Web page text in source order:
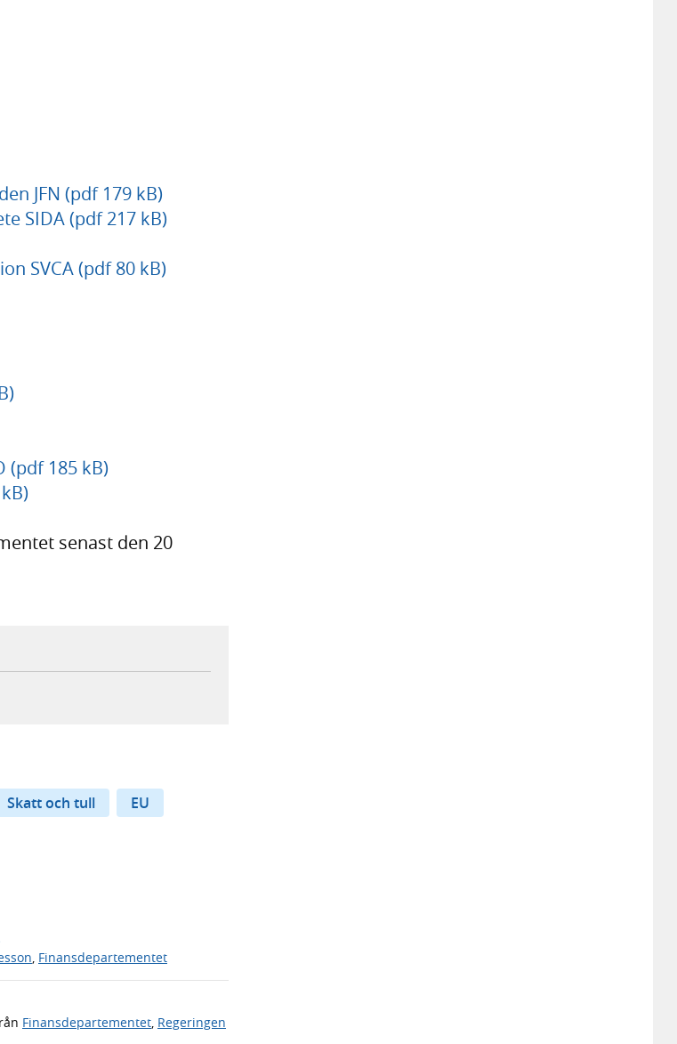
JFN (pdf 179 kB)
SIDA (pdf 217 kB)
SVCA (pdf 80 kB)
(pdf 185 kB)
senast den 20
Skatt och tull EU
, Finansdepartementet
Finansdepartementet, Regeringen